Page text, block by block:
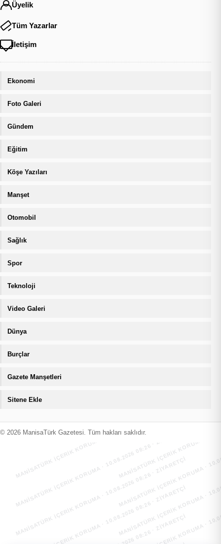
Üyelik
Tüm Yazarlar
İletişim
Ekonomi
Foto Galeri
Gündem
Eğitim
Köşe Yazıları
Manşet
Otomobil
Sağlık
Spor
Teknoloji
Video Galeri
Dünya
Burçlar
Gazete Manşetleri
Sitene Ekle
© 2026 ManisaTürk Gazetesi. Tüm hakları saklıdır.
MANİSATÜRK İÇERİK KORUMA · 10.08.2026 08:26 · ZIYARETÇI
MANİSATÜRK İÇERİK KORUMA
MANİSATÜRK İÇERİK KORUMA · 10.08.2026 08:26 · ZIYARETÇI
MANİSATÜRK İÇERİK KORUMA
MANİSATÜRK İÇERİK KORUMA · 10.08.2026 08:26 · ZIYARETÇI
MANİSATÜRK İÇERİK KORUMA
MANİSATÜRK İÇERİK KORUMA · 10.08.2026 08:26 · ZIYARETÇI
MANİSATÜRK İÇERİK KORUMA